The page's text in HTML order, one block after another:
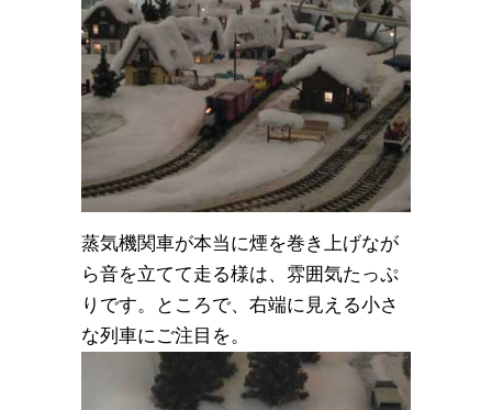
蒸気機関車が本当に煙を巻き上げなが
ら音を立てて走る様は、雰囲気たっぷ
りです。ところで、右端に見える小さ
な列車にご注目を。